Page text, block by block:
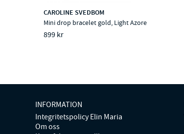
CAROLINE SVEDBOM
Mini drop bracelet gold, Light Azore
899 kr
INFORMATION
Integritetspolicy Elin Maria
Om oss